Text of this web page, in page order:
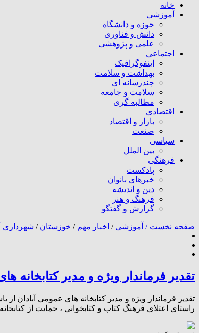
خانه
آموزشی
حوزه و دانشگاه
دانش و فناوری
علمی و پژوهشی
اجتماعی
اینفوگرافیک
بهداشت و سلامت
چندرسانه ای
سلامت و جامعه
مطالبه گری
اقتصادی
بازار و اقتصاد
صنعت
سیاسی
بین الملل
فرهنگی
پادکست
خبرهای بانوان
دین و اندیشه
فرهنگ و هنر
گزارش و گفتگو
صفحه نخست / آموزشی / اخبار مهم / خوزستان / شهرداری
تقدیر فرماندار ویژه و مدیر کتابخانه
تقدیر فرماندار ویژه و مدیر کتابخانه های عمومی آبادان از
راستای اعتلای فرهنگ کتاب و کتابخوانی ، حمایت از